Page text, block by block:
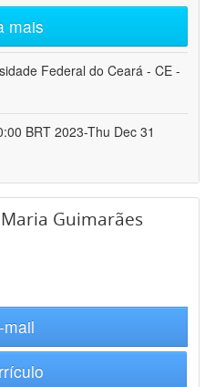
mais
Federal do Ceará - CE -
BRT 2023-Thu Dec 31
Guimarães
mail